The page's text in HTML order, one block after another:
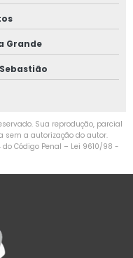
Grande
Sua reprodução, parcial
sem a autorização do autor.
Código Penal – Lei 9610/98 -